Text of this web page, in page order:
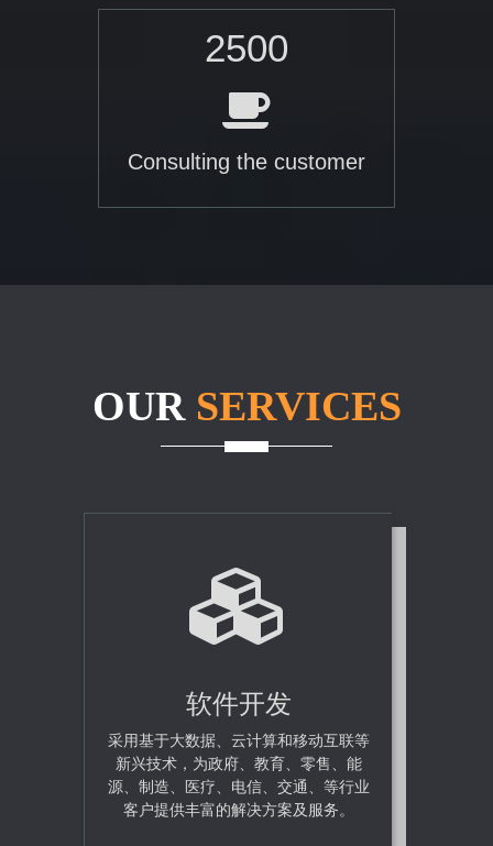
2500
Consulting the customer
OUR SERVICES
软件开发
采用基于大数据、云计算和移动互联等
新兴技术，为政府、教育、零售、能
源、制造、医疗、电信、交通、等行业
客户提供丰富的解决方案及服务。